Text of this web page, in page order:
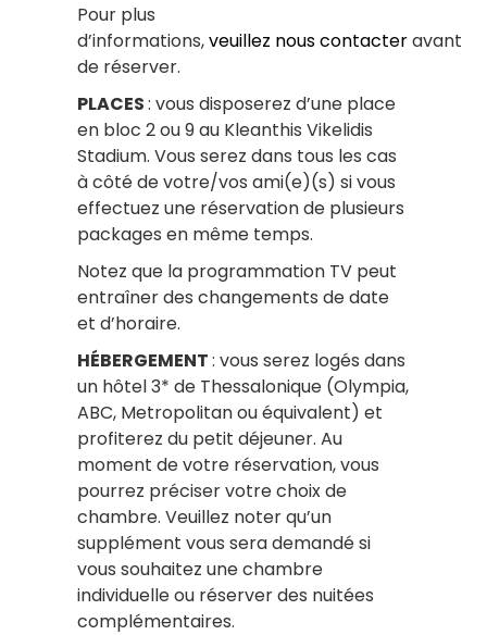
Pour plus
d’informations,veuillez nous contacteravant
de réserver.
PLACES: vous disposerez d’une place
en bloc 2 ou 9 au Kleanthis Vikelidis
Stadium. Vous serez dans tous les cas
à côté de votre/vos ami(e)(s) si vous
effectuez une réservation de plusieurs
packages en même temps.
Notez que la programmation TV peut
entraîner des changements de date
et d’horaire.
HÉBERGEMENT: vous serez logés dans
un hôtel 3* de Thessalonique (Olympia,
ABC, Metropolitan ou équivalent) et
profiterez du petit déjeuner. Au
moment de votre réservation, vous
pourrez préciser votre choix de
chambre. Veuillez noter qu’un
supplément vous sera demandé si
vous souhaitez une chambre
individuelle ou réserver des nuitées
complémentaires.